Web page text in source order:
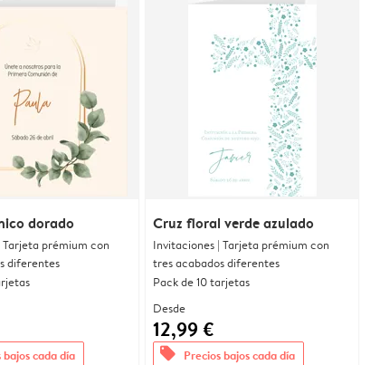
dorado
prémium con
diferentes
bajos cada día
Cruz floral verde azulado
Invitaciones | Tarjeta prémium con
tres acabados diferentes
Pack de 10 tarjetas
Desde
12,99 €
offers Precios bajos cada día